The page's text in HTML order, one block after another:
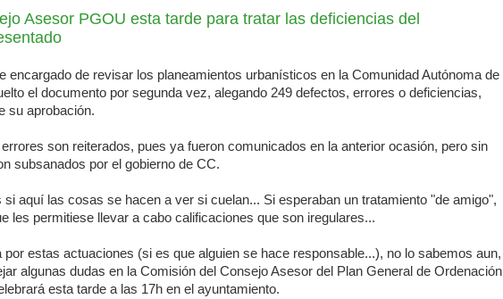
Asesor PGOU esta tarde para tratar las deficiencias del
encargado de revisar los planeamientos urbanísticos en la Comunidad Autónoma de
el documento por segunda vez, alegando 249 defectos, errores o deficiencias,
su aprobación.
son reiterados, pues ya fueron comunicados en la anterior ocasión, pero sin
subsanados por el gobierno de CC.
si aquí las cosas se hacen a ver si cuelan... Si esperaban un tratamiento "de amigo",
les permitiese llevar a cabo calificaciones que son iregulares...
por estas actuaciones (si es que alguien se hace responsable...), no lo sabemos aun,
algunas dudas en la Comisión del Consejo Asesor del Plan General de Ordenación
esta tarde a las 17h en el ayuntamiento.